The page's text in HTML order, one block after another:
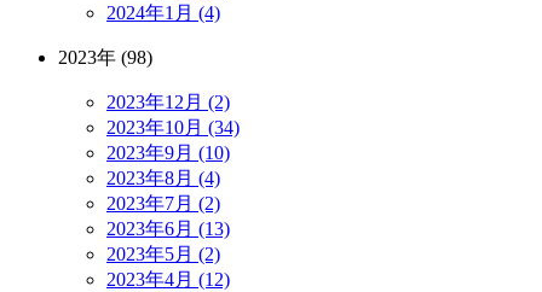
2024年1月 (4)
2023年 (98)
2023年12月 (2)
2023年10月 (34)
2023年9月 (10)
2023年8月 (4)
2023年7月 (2)
2023年6月 (13)
2023年5月 (2)
2023年4月 (12)